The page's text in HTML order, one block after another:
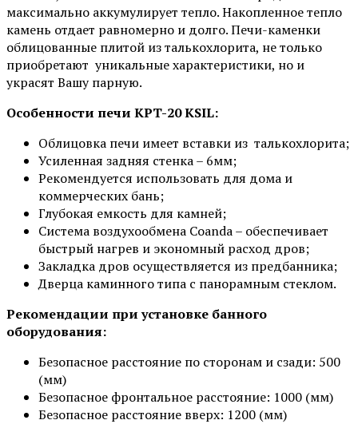
максимально аккумулирует тепло. Накопленное тепло
камень отдает равномерно и долго. Печи-каменки
облицованные плитой из талькохлорита, не только
приобретают уникальные характеристики, но и
украсят Вашу парную.
Особенности печи KPT-20 KSIL​​​​​​​:
Облицовка печи имеет вставки из талькохлорита;
Усиленная задняя стенка – 6мм;
Рекомендуется использовать для дома и
коммерческих бань;
Глубокая емкость для камней;
Система воздухообмена Coanda – обеспечивает
быстрый нагрев и экономный расход дров;
Закладка дров осуществляется из предбанника;
Дверца каминного типа с панорамным стеклом.
Рекомендации при установке банного
оборудования:
Безопасное расстояние по сторонам и сзади: 500
(мм)
Безопасное фронтальное расстояние: 1000 (мм)
Безопасное расстояние вверх: 1200 (мм)